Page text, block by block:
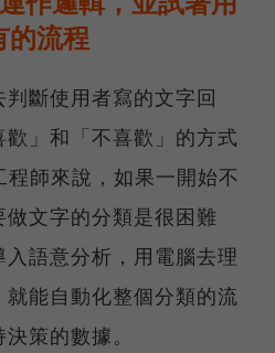
的流程
斷使用者寫的文字回
」和「不喜歡」的方式
師來說，如果一開始不
文字的分類是很困難
語意分析，用電腦去理
能自動化整個分類的流
策的數據。